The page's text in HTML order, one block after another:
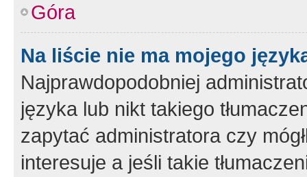
Góra
Na liście nie ma mojego
Najprawdopodobniej
języka lub nikt takiego
zapytać administratora czy
interesuje a jeśli takie